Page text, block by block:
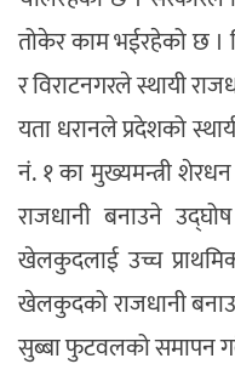
थप विभाग
छापा संस्करण अर्थ बिचार
अन्तर्राष्ट्रिय / प्रवास
राशिफल
तोकेर काम भईरहेको छ ।
र विराटनगरले स्थायी
यता धरानले प्रदेशको
नं. १ का मुख्यमन्त्री
राजधानी बनाउने
खेलकुदलाई उच्च
खेलकुदको राजधानी
सुब्बा फुटवलको समापन